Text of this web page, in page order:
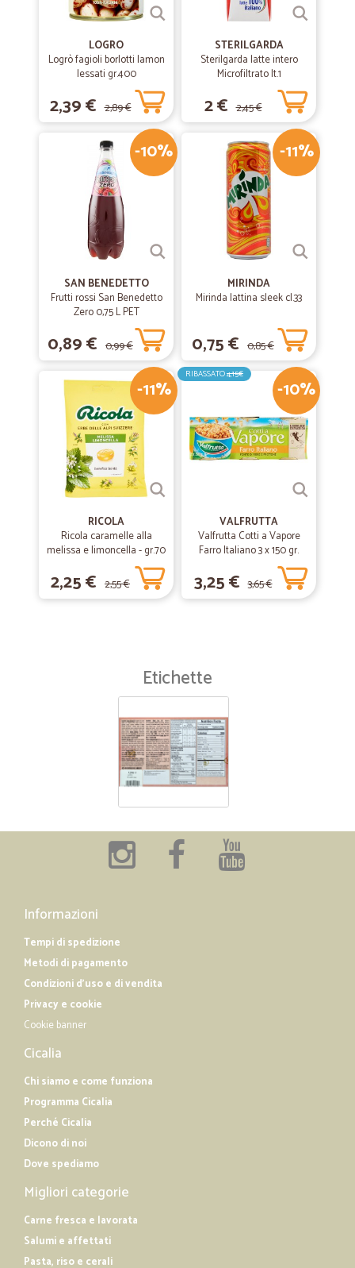
LOGRO
Logrò fagioli borlotti lamon
lessati gr.400
2,39 € 2,89 €
STERILGARDA
Sterilgarda latte intero
Microfiltrato lt.1
2 € 2,45 €
-10%
SAN BENEDETTO
Frutti rossi San Benedetto
Zero 0,75 L PET
0,89 € 0,99 €
-11%
MIRINDA
Mirinda lattina sleek cl.33
0,75 € 0,85 €
-11%
RICOLA
Ricola caramelle alla
melissa e limoncella - gr.70
2,25 € 2,55 €
-10%
RIBASSATO4,15€
VALFRUTTA
Valfrutta Cotti a Vapore
Farro Italiano 3 x 150 gr.
3,25 € 3,65 €
Etichette
Informazioni
Tempi di spedizione
Metodi di pagamento
Condizioni d'uso e di vendita
Privacy e cookie
Cookie banner
Cicalia
Chi siamo e come funziona
Programma Cicalia
Perché Cicalia
Dicono di noi
Dove spediamo
Migliori categorie
Carne fresca e lavorata
Salumi e affettati
Pasta, riso e cerali